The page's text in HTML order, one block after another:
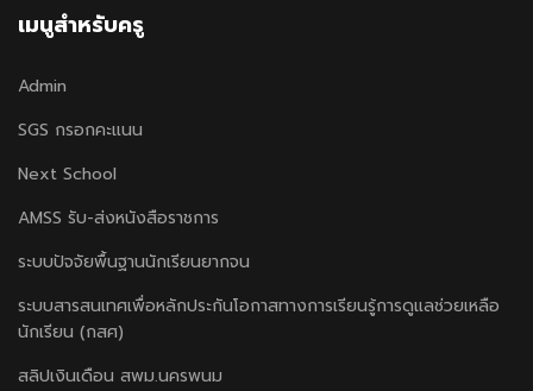
เมนูสำหรับครู
Admin
SGS กรอกคะแนน
Next School
AMSS รับ-ส่งหนังสือราชการ
ระบบปัจจัยพื้นฐานนักเรียนยากจน
ระบบสารสนเทศเพื่อหลักประกันโอกาสทางการเรียนรู้การดูแลช่วยเหลือ
นักเรียน (กสศ)
สลิปเงินเดือน สพม.นครพนม